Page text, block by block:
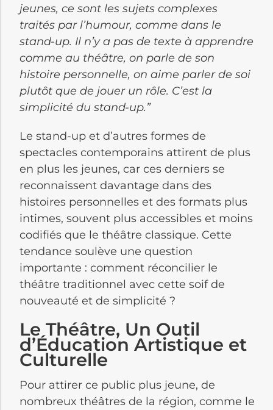
jeunes, ce sont les sujets complexes
traités par l’humour, comme dans le
stand-up. Il n’y a pas de texte à apprendre
comme au théâtre, on parle de son
histoire personnelle, on aime parler de soi
plutôt que de jouer un rôle. C’est la
simplicité du stand-up.”
Le stand-up et d’autres formes de
spectacles contemporains attirent de plus
en plus les jeunes, car ces derniers se
reconnaissent davantage dans des
histoires personnelles et des formats plus
intimes, souvent plus accessibles et moins
codifiés que le théâtre classique. Cette
tendance soulève une question
importante : comment réconcilier le
théâtre traditionnel avec cette soif de
nouveauté et de simplicité ?
Le Théâtre, Un Outil
d’Éducation Artistique et
Culturelle
Pour attirer ce public plus jeune, de
nombreux théâtres de la région, comme le